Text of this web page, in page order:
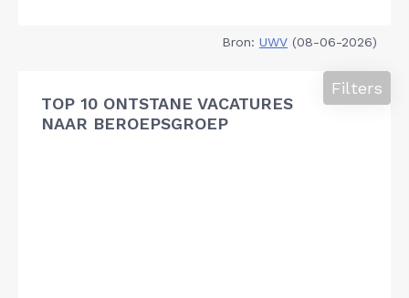
Bron: UWV (08-06-2026)
TOP 10 ONTSTANE VACATURES
NAAR BEROEPSGROEP
Filters